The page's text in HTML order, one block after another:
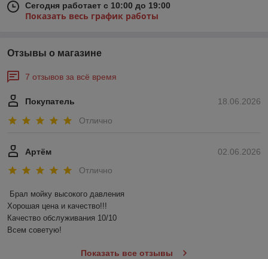
Сегодня работает с 10:00 до 19:00
Показать весь график работы
Отзывы о магазине
7 отзывов за всё время
18.06.2026
Покупатель
Отлично
02.06.2026
Артём
Отлично
Брал мойку высокого давления
Хорошая цена и качество!!!
Качество обслуживания 10/10
Всем советую!
Показать все отзывы